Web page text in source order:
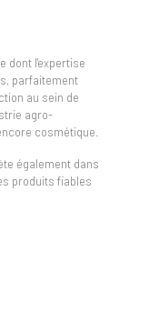
dont l'expertise
parfaitement
au sein de
agro-
cosmétique.
également dans
produits fiables